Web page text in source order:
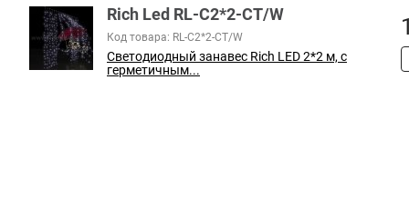
В соответствии с пунктом 2 статьи 437 ГК РФ, вся информация о
справочный характер и не является публичной офертой. При
Rich Led RL-C2*2-CT/W
Код товара: RL-C2*2-CT/W
Светодиодный занавес Rich LED 2*2 м, с
герметичным...